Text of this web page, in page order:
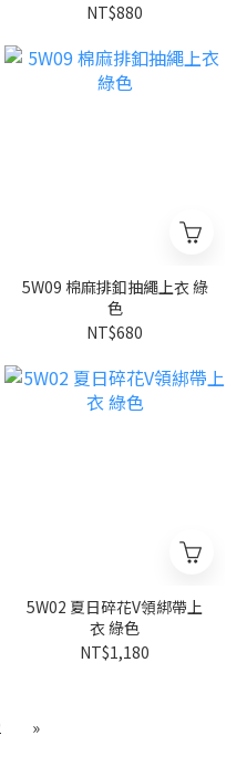
NT$880
5W09 棉麻排釦抽繩上衣 綠
色
NT$680
5W02 夏日碎花V領綁帶上
衣 綠色
NT$1,180
»